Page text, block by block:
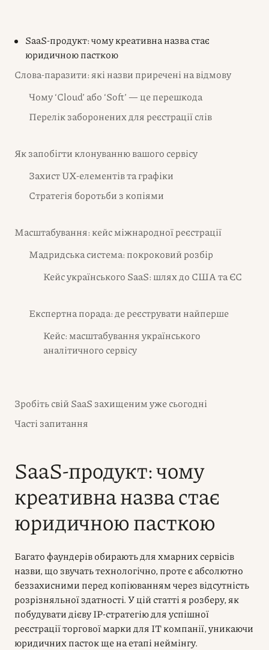
SaaS-продукт: чому креативна назва стає
юридичною пасткою
Слова-паразити: які назви приречені на відмову
Чому ‘Cloud’ або ‘Soft’ — це перешкода
Перелік заборонених для реєстрації слів
Як запобігти клонуванню вашого сервісу
Захист UX-елементів та графіки
Стратегія боротьби з копіями
Масштабування: кейс міжнародної реєстрації
Мадридська система: покроковий розбір
Кейс українського SaaS: шлях до США та ЄС
Експертна порада: де реєструвати найперше
Кейс: масштабування українського
аналітичного сервісу
Зробіть свій SaaS захищеним уже сьогодні
Часті запитання
SaaS-продукт: чому
креативна назва стає
юридичною пасткою
Багато фаундерів обирають для хмарних сервісів
назви, що звучать технологічно, проте є абсолютно
беззахисними перед копіюванням через відсутність
розрізняльної здатності. У цій статті я розберу, як
побудувати дієву IP-стратегію для успішної
реєстрації торгової марки для IT компанії, уникаючи
юридичних пасток ще на етапі неймінгу.